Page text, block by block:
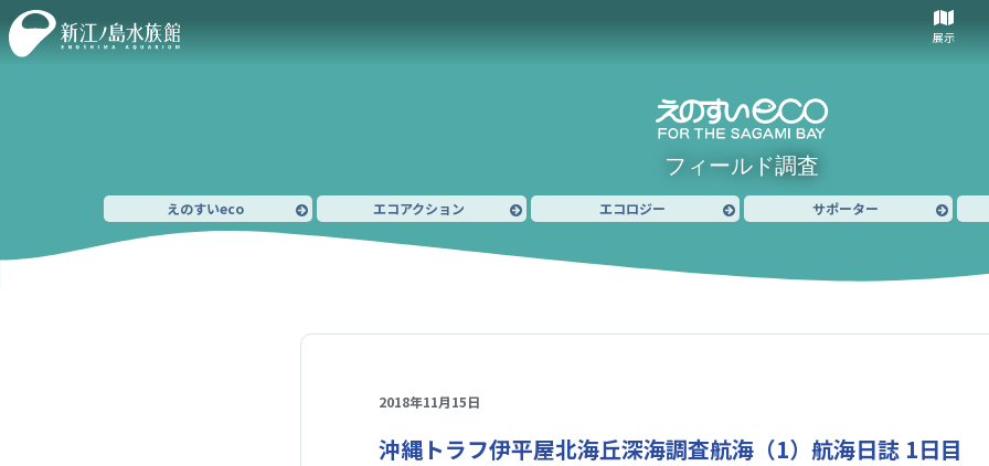
展示
フィールド調査
えのすいeco エコアクション エコロジー サポーター
2018年11月15日
沖縄トラフ伊平屋北海丘深海調査航海（1） 航海日誌 1日目